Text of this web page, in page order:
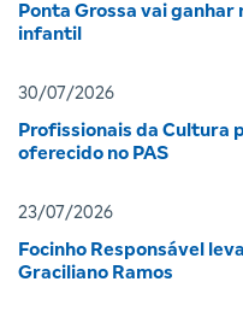
Ponta Grossa vai
infantil
30/07/2026
Profissionais da Cultura
oferecido no PAS
23/07/2026
Focinho Responsável
Graciliano Ramos